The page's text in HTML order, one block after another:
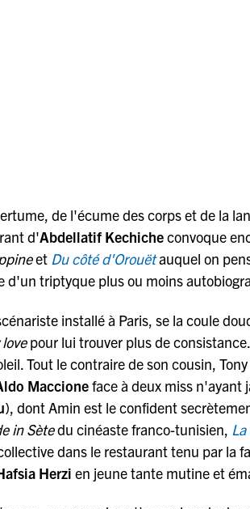
de l'écume des corps et de la
d'Abdellatif Kechicheconvoque
et Du côté d'Orouëtauquel on
d'un triptyque plus ou moins
installé à Paris, se la coule
pour lui trouver plus de
Tout le contraire de son cousin, Tony
Maccioneface à deux miss n'ayant
), dont Amin est le confident
in Sètedu cinéaste franco-tunisien,
dans le restaurant tenu par la
Herzi en jeune tante mutine et